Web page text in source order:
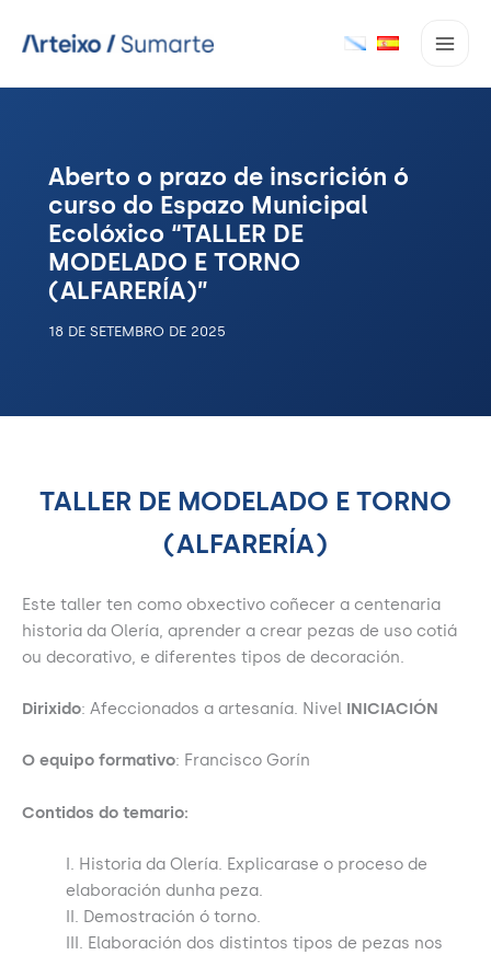
Aberto o prazo de inscrición ó
curso do Espazo Municipal
Ecolóxico “TALLER DE
MODELADO E TORNO
(ALFARERÍA)”
18 DE SETEMBRO DE 2025
TALLER DE MODELADO E TORNO
(ALFARERÍA)
Este taller ten como obxectivo coñecer a centenaria
historia da Olería, aprender a crear pezas de uso cotiá
ou decorativo, e diferentes tipos de decoración.
Dirixido: Afeccionados a artesanía. Nivel INICIACIÓN
O equipo formativo: Francisco Gorín
Contidos do temario:
I. Historia da Olería. Explicarase o proceso de
elaboración dunha peza.
II. Demostración ó torno.
III. Elaboración dos distintos tipos de pezas nos